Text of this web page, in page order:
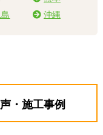
沖縄
・施工事例